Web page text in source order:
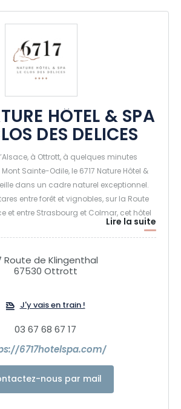
HÔTEL & SPA
DES DELICES
à Ottrott, à quelques minutes
Sainte-Odile, le 6717 Nature Hôtel &
dans un cadre naturel exceptionnel.
entre forêt et vignobles, sur la Route
et entre Strasbourg et Colmar, cet hôtel
est idéal pour se ressourcer et profiter
de détente et de gastronomie.
36 chambres et suites élégantes,
ainsi qu’un spa de 2 500 m² avec
modelages en solo ou duo.
« La Table du 6717 », dirigée par les
et Régis Dell. Dans un cadre raffiné,
Lire la suite
Route de Klingenthal
67530 Ottrott
J'y vais en train !
03 67 68 67 17
6717hotelspa.com/
nous par mail